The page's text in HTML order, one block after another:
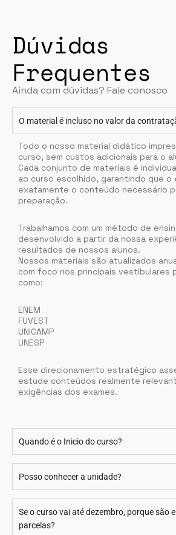
Dúvidas
Frequentes
Ainda com dúvidas? Fale conosco
O material é incluso no valor da
Todo o nosso material didático
curso, sem custos adicionais para o
Cada conjunto de materiais é
ao curso escolhido, garantindo que
exatamente o conteúdo necessário
preparação.
Trabalhamos com um método de
desenvolvido a partir da nossa
resultados de nossos alunos.
Nossos materiais são atualizados
com foco nos principais vestibulares
como:
ENEM
FUVEST
UNICAMP
UNESP
Esse direcionamento estratégico
estude conteúdos realmente
exigências dos exames.
Quando é o Inicio do curso?
Posso conhecer a unidade?
Se o curso vai até dezembro, porque são
parcelas?